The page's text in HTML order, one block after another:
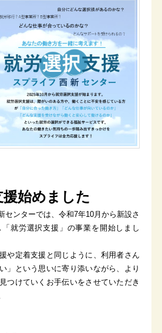
始めました
ンターでは、令和7年10月から新設さ
就労選択支援」の事業を開始しまし
や定着支援と同じように、利用者さん
」という思いに寄り添いながら、より
つけていくお手伝いをさせていただき